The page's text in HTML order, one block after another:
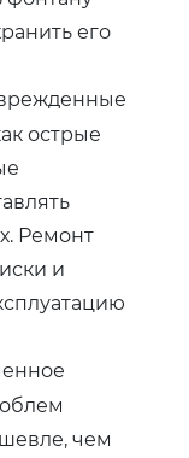
его
острые
Ремонт
и
чем